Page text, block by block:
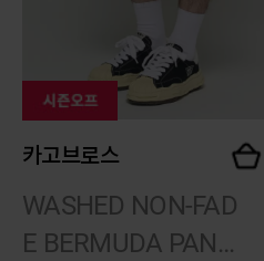
카고브로스
WASHED NON-FAD
E BERMUDA PANT